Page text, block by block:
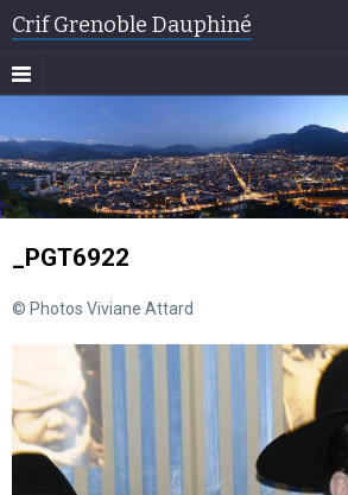
Crif Grenoble Dauphiné
_PGT6922
© Photos Viviane Attard